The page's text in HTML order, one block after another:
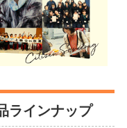
ラインナップ